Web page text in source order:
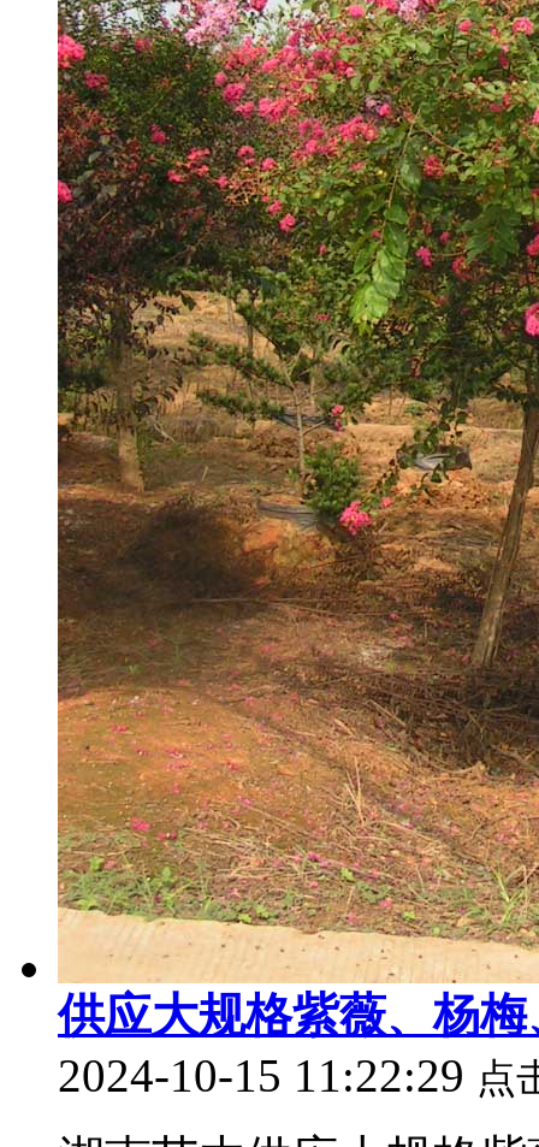
供应大规格紫薇、杨
2024-10-15 11:22:29 点